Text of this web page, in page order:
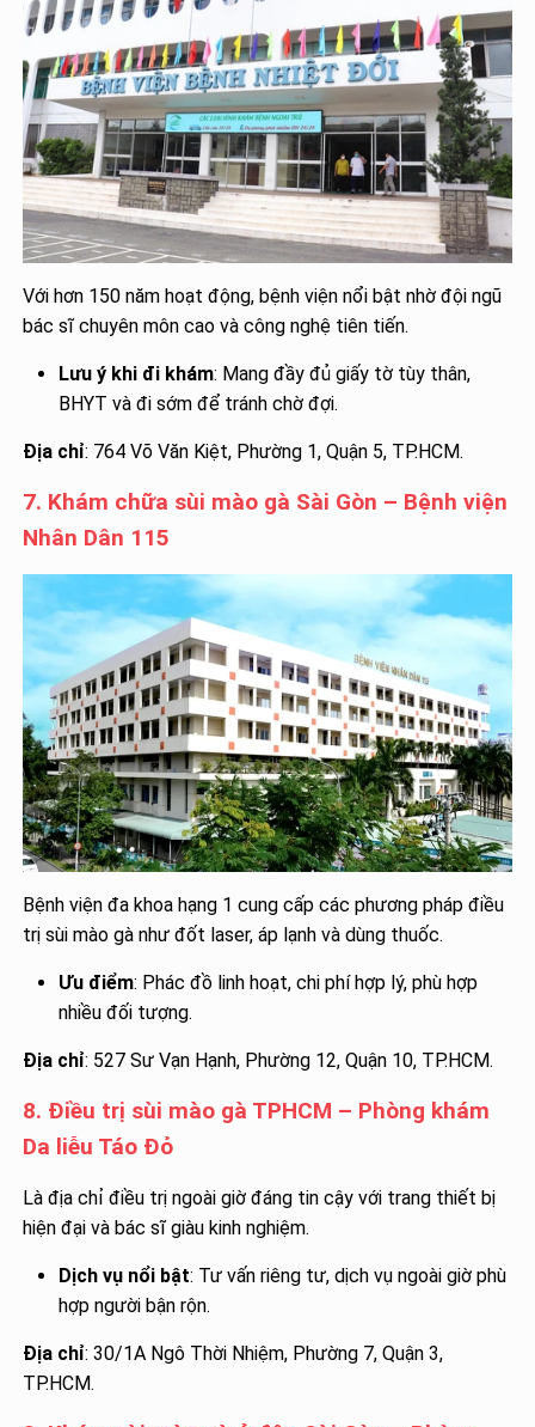
Với hơn 150 năm hoạt động, bệnh viện nổi bật nhờ đội ngũ
bác sĩ chuyên môn cao và công nghệ tiên tiến.
Lưu ý khi đi khám: Mang đầy đủ giấy tờ tùy thân,
BHYT và đi sớm để tránh chờ đợi.
Địa chỉ: 764 Võ Văn Kiệt, Phường 1, Quận 5, TP.HCM.
7. Khám chữa sùi mào gà Sài Gòn – Bệnh viện
Nhân Dân 115
Bệnh viện đa khoa hạng 1 cung cấp các phương pháp điều
trị sùi mào gà như đốt laser, áp lạnh và dùng thuốc.
Ưu điểm: Phác đồ linh hoạt, chi phí hợp lý, phù hợp
nhiều đối tượng.
Địa chỉ: 527 Sư Vạn Hạnh, Phường 12, Quận 10, TP.HCM.
8. Điều trị sùi mào gà TPHCM – Phòng khám
Da liễu Táo Đỏ
Là địa chỉ điều trị ngoài giờ đáng tin cậy với trang thiết bị
hiện đại và bác sĩ giàu kinh nghiệm.
Dịch vụ nổi bật: Tư vấn riêng tư, dịch vụ ngoài giờ phù
hợp người bận rộn.
Địa chỉ: 30/1A Ngô Thời Nhiệm, Phường 7, Quận 3,
TP.HCM.